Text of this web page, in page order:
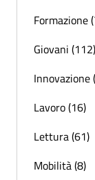
Formazione
Giovani (112)
Innovazione
Lavoro (16)
Lettura (61)
Mobilità (8)